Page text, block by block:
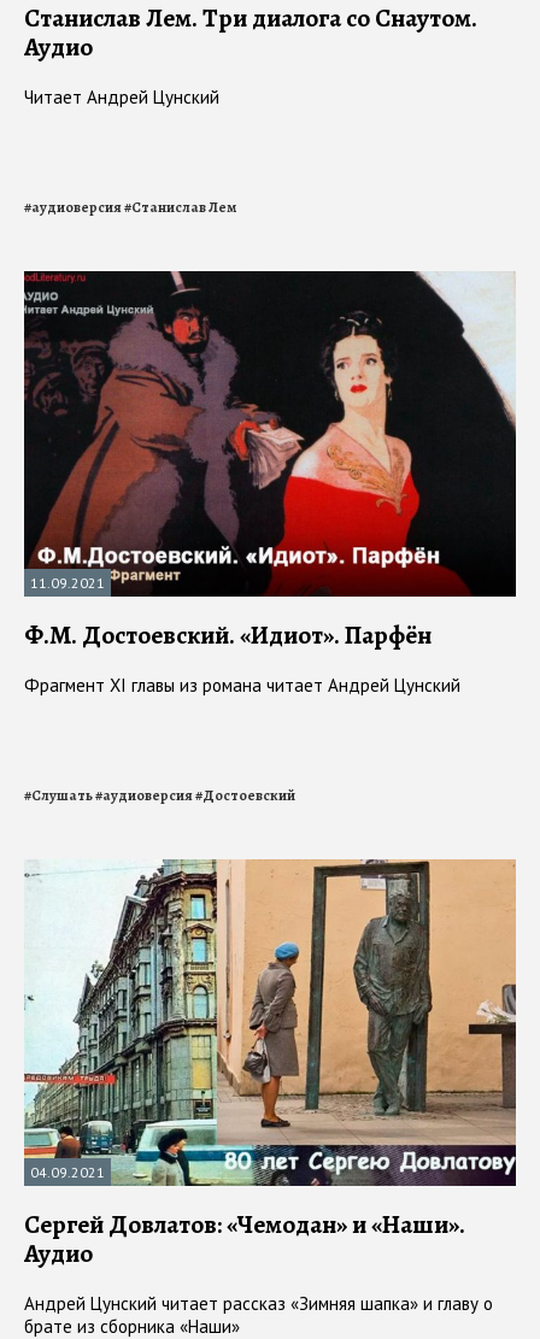
Станислав Лем. Три диалога со Снаутом.
Аудио
Читает Андрей Цунский
#аудиоверсия#Станислав Лем
11.09.2021
Ф.М. Достоевский. «Идиот». Парфён
Фрагмент ХI главы из романа читает Андрей Цунский
#Слушать#аудиоверсия#Достоевский
04.09.2021
Сергей Довлатов: «Чемодан» и «Наши».
Аудио
Андрей Цунский читает рассказ «Зимняя шапка» и главу о
брате из сборника «Наши»